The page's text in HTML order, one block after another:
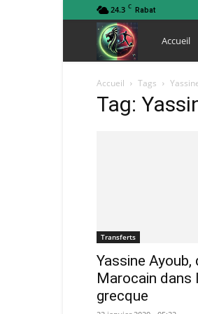
24.3 C Rabat
Lions
de
Accueil
Accueil Tags
Tag:
Transferts
Yassine Ayoub,
Marocain dans
grecque